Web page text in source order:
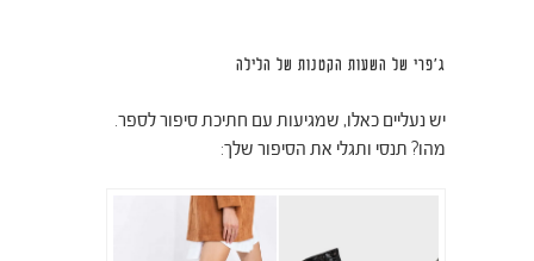
ג'פרי של השעות הקטנות של הלילה
יש נעליים כאלו, שמגיעות עם חתיכת סיפור לספר.
מהו? תנסי ותגלי את הסיפור שלך: